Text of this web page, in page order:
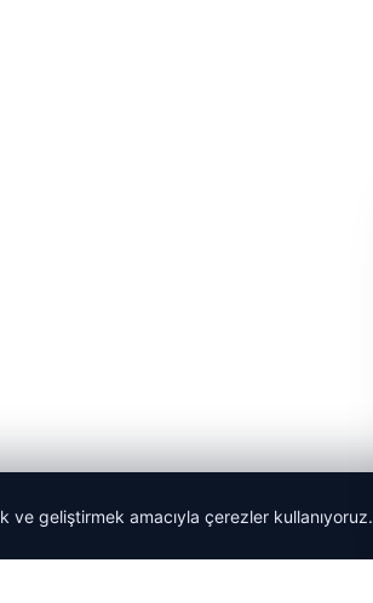
ve geliştirmek amacıyla çerezler kullanıyoruz.